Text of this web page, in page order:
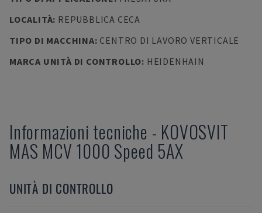
LOCALITÀ: REPUBBLICA CECA
TIPO DI MACCHINA: CENTRO DI LAVORO VERTICALE
MARCA UNITÀ DI CONTROLLO: HEIDENHAIN
Informazioni tecniche - KOVOSVIT
MAS MCV 1000 Speed 5AX
UNITÀ DI CONTROLLO